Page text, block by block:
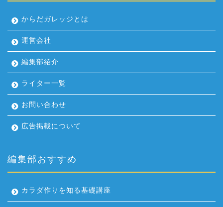
からだガレッジとは
運営会社
編集部紹介
ライター一覧
お問い合わせ
広告掲載について
編集部おすすめ
カラダ作りを知る基礎講座